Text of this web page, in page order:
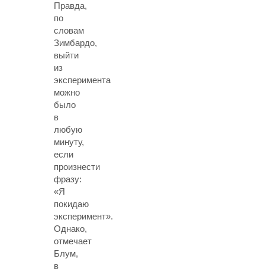
Правда,
по
словам
Зимбардо,
выйти
из
эксперимента
можно
было
в
любую
минуту,
если
произнести
фразу:
«Я
покидаю
эксперимент».
Однако,
отмечает
Блум,
в